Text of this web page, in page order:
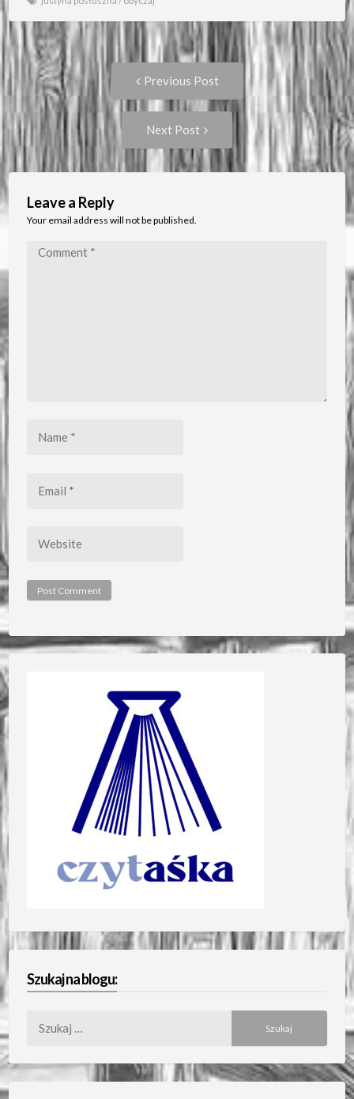
Post
navigation
Previous Post
Previous
post:
Next Post
Next
Post:
Leave a Reply
Your email address will not be published.
Comment
Szukaj na blogu: